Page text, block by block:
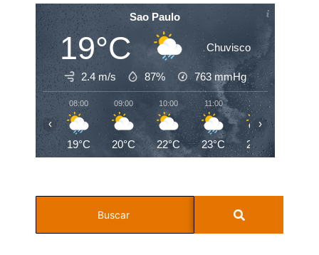
Sao Paulo
19°C Chuvisco
2.4 m/s 87% 763mmHg
08:00
19°C
09:00
20°C
10:00
22°C
11:00
23°C
12:00
24°C
‹ ›